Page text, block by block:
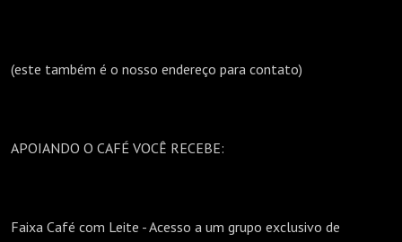
(este também é o nosso endereço para contato)
APOIANDO O CAFÉ VOCÊ RECEBE:
Faixa Café com Leite - Acesso a um grupo exclusivo de